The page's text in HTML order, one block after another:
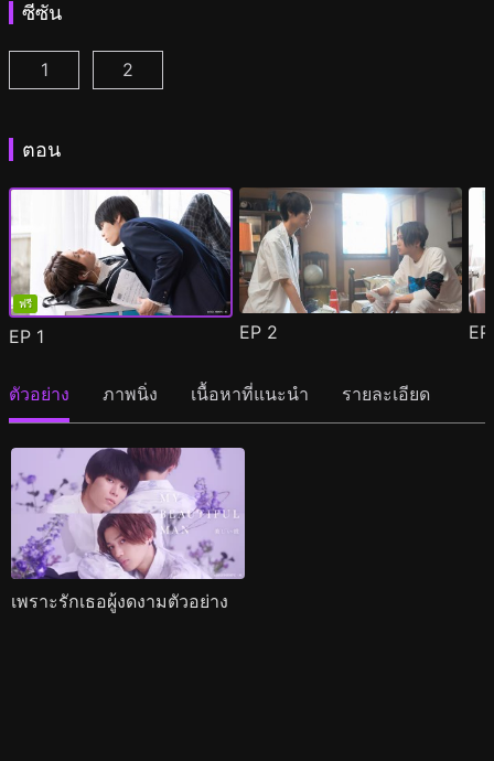
ซีซัน
เพราะรักเธอผู้งดงาม ตอนที่ 1
1 เพราะรักเธอผู้งดงาม 2 ตอนที่ 1
2
ตอน
ฟรี
EP 1 EP 2
ตัวอย่าง ภาพนิ่ง เนื้อหาที่แนะนำ รายละเอียด
เพราะรักเธอผู้งดงามตัวอย่าง